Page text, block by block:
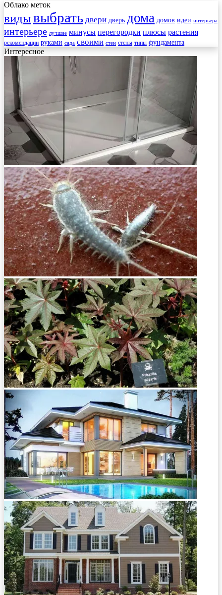
Облако меток
видывыбрать двери дверь дома домов идеи интерьера
интерьере лучшие минусы перегородки плюсы растения
рекомендации руками сада своими стен стены типы фундамента
Интересное